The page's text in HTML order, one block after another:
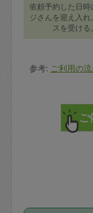
依頼予約した日時
ジさんを迎え入
スを受ける。
参考: ご利用の